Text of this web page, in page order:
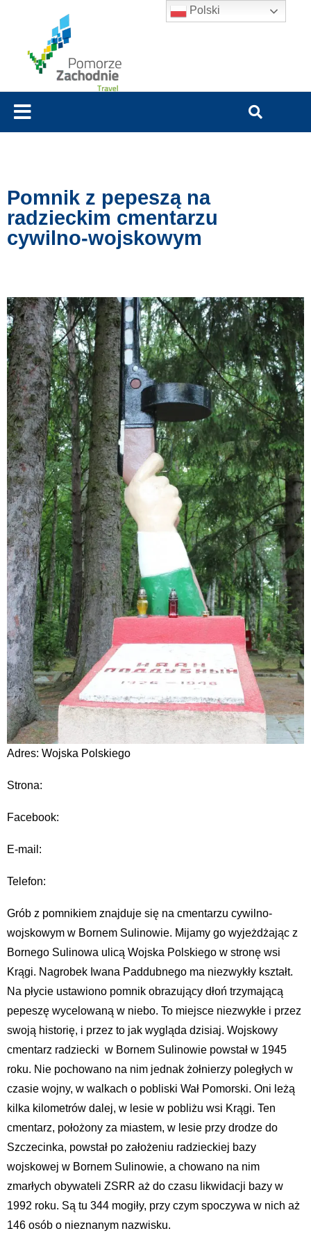
Pomnik z pepeszą na
radzieckim cmentarzu
cywilno-wojskowym
Adres: Wojska Polskiego
Strona:
Facebook:
E-mail:
Telefon:
Grób z pomnikiem znajduje się na cmentarzu cywilno-
wojskowym w Bornem Sulinowie. Mijamy go wyjeżdżając z
Bornego Sulinowa ulicą Wojska Polskiego w stronę wsi
Krągi. Nagrobek Iwana Paddubnego ma niezwykły kształt.
Na płycie ustawiono pomnik obrazujący dłoń trzymającą
pepeszę wycelowaną w niebo. To miejsce niezwykłe i przez
swoją historię, i przez to jak wygląda dzisiaj. Wojskowy
cmentarz radziecki w Bornem Sulinowie powstał w 1945
roku. Nie pochowano na nim jednak żołnierzy poległych w
czasie wojny, w walkach o pobliski Wał Pomorski. Oni leżą
kilka kilometrów dalej, w lesie w pobliżu wsi Krągi. Ten
cmentarz, położony za miastem, w lesie przy drodze do
Szczecinka, powstał po założeniu radzieckiej bazy
wojskowej w Bornem Sulinowie, a chowano na nim
zmarłych obywateli ZSRR aż do czasu likwidacji bazy w
1992 roku. Są tu 344 mogiły, przy czym spoczywa w nich aż
146 osób o nieznanym nazwisku.
Polski